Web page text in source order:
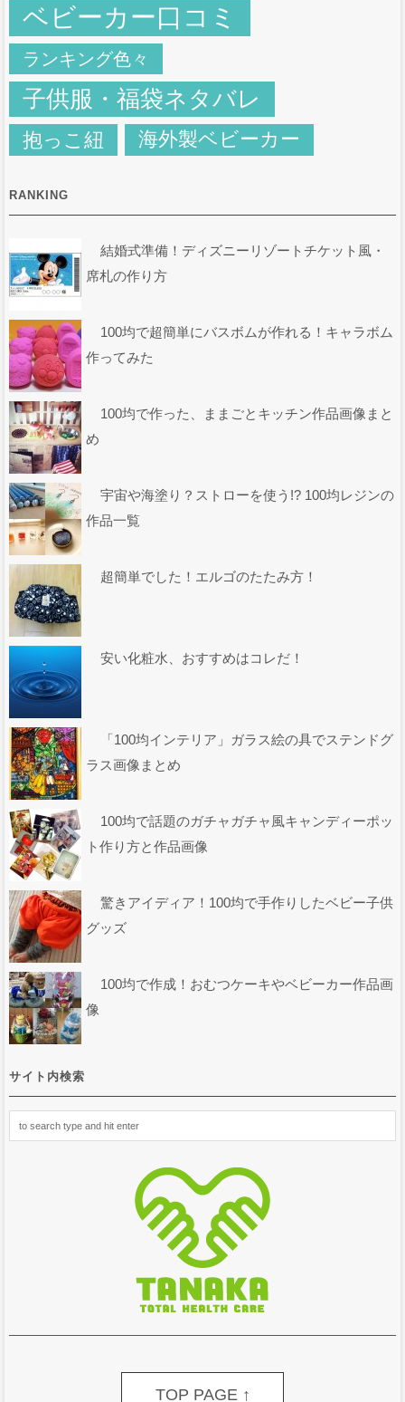
ベビーカー口コミ
ランキング色々
子供服・福袋ネタバレ
抱っこ紐 海外製ベビーカー
RANKING
結婚式準備！ディズニーリゾートチケット風・
席札の作り方
100均で超簡単にバスボムが作れる！キャラボム
作ってみた
100均で作った、ままごとキッチン作品画像まと
め
宇宙や海塗り？ストローを使う!? 100均レジンの
作品一覧
超簡単でした！エルゴのたたみ方！
安い化粧水、おすすめはコレだ！
「100均インテリア」ガラス絵の具でステンドグ
ラス画像まとめ
100均で話題のガチャガチャ風キャンディーポッ
ト作り方と作品画像
驚きアイディア！100均で手作りしたベビー子供
グッズ
100均で作成！おむつケーキやベビーカー作品画
像
サイト内検索
TOP PAGE ↑